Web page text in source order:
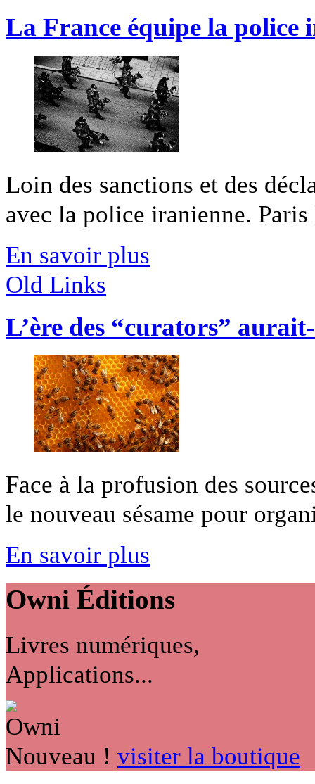
La France équipe la police
Loin des sanctions et des
avec la police iranienne.
En savoir plus
Old Links
L’ère des “curators”
Face à la profusion des
le nouveau sésame pour
En savoir plus
Owni Éditions
Livres numériques,
Applications...
Nouveau ! visiter la boutique